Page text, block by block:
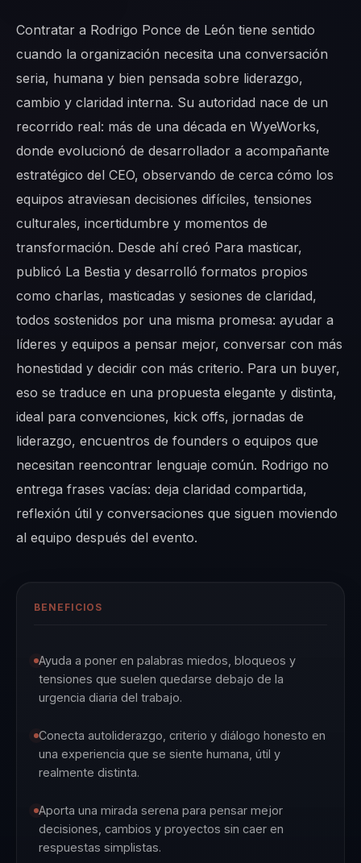
Contratar a Rodrigo Ponce de León tiene sentido
cuando la organización necesita una conversación
seria, humana y bien pensada sobre liderazgo,
cambio y claridad interna. Su autoridad nace de un
recorrido real: más de una década en WyeWorks,
donde evolucionó de desarrollador a acompañante
estratégico del CEO, observando de cerca cómo los
equipos atraviesan decisiones difíciles, tensiones
culturales, incertidumbre y momentos de
transformación. Desde ahí creó Para masticar,
publicó La Bestia y desarrolló formatos propios
como charlas, masticadas y sesiones de claridad,
todos sostenidos por una misma promesa: ayudar a
líderes y equipos a pensar mejor, conversar con más
honestidad y decidir con más criterio. Para un buyer,
eso se traduce en una propuesta elegante y distinta,
ideal para convenciones, kick offs, jornadas de
liderazgo, encuentros de founders o equipos que
necesitan reencontrar lenguaje común. Rodrigo no
entrega frases vacías: deja claridad compartida,
reflexión útil y conversaciones que siguen moviendo
al equipo después del evento.
BENEFICIOS
Ayuda a poner en palabras miedos, bloqueos y
tensiones que suelen quedarse debajo de la
urgencia diaria del trabajo.
Conecta autoliderazgo, criterio y diálogo honesto en
una experiencia que se siente humana, útil y
realmente distinta.
Aporta una mirada serena para pensar mejor
decisiones, cambios y proyectos sin caer en
respuestas simplistas.